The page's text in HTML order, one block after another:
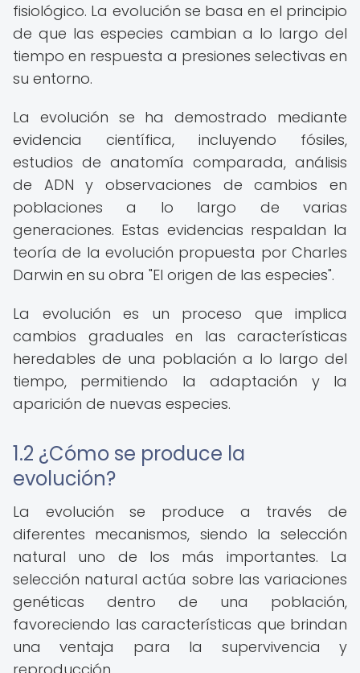
fisiológico. La evolución se basa en el principio
de que las especies cambian a lo largo del
tiempo en respuesta a presiones selectivas en
su entorno.
La evolución se ha demostrado mediante
evidencia científica, incluyendo fósiles,
estudios de anatomía comparada, análisis
de ADN y observaciones de cambios en
poblaciones a lo largo de varias
generaciones. Estas evidencias respaldan la
teoría de la evolución propuesta por Charles
Darwin en su obra "El origen de las especies".
La evolución es un proceso que implica
cambios graduales en las características
heredables de una población a lo largo del
tiempo, permitiendo la adaptación y la
aparición de nuevas especies.
1.2 ¿Cómo se produce la
evolución?
La evolución se produce a través de
diferentes mecanismos, siendo la selección
natural uno de los más importantes. La
selección natural actúa sobre las variaciones
genéticas dentro de una población,
favoreciendo las características que brindan
una ventaja para la supervivencia y